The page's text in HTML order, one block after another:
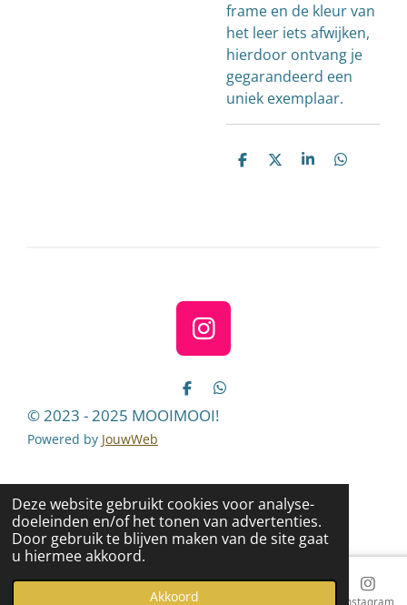
Deze website gebruikt cookies voor analyse-
doeleinden en/of het tonen van advertenties.
Door gebruik te blijven maken van de site gaat
u hiermee akkoord.
Akkoord
frame en de kleur van
het leer iets afwijken,
hierdoor ontvang je
gegarandeerd een
uniek exemplaar.
D
D
S
D
I
n
t
r
a
m
D
e
l
D
l
© 2023 - 2025 MOOIMOOI!
Powered by JouwWeb
Telefoonnummer Instagram